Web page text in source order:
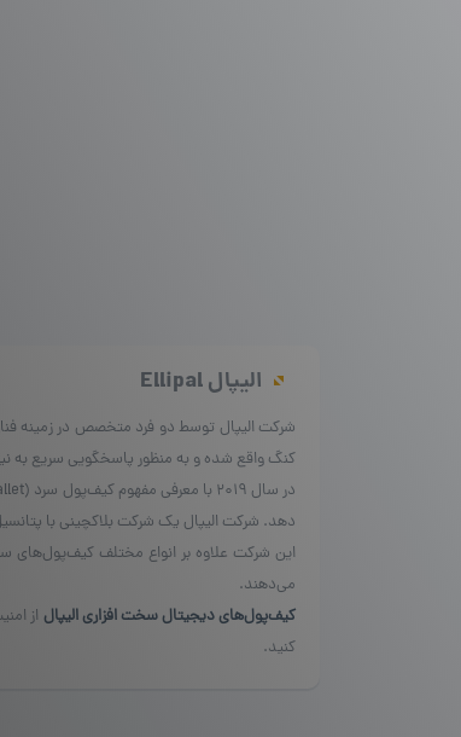
الیپالEllipal
کنگ واقع شده و به منظور پاسخگویی سریع به نیاز
دهد. شرکت الیپال یک شرکت بلاکچینی با
این شرکت علاوه بر انواع مختلف کیف‌پول‌های
می‌دهند.
کیف‌پول‌های دیجیتال سخت افزاری الیپال از
کنید.